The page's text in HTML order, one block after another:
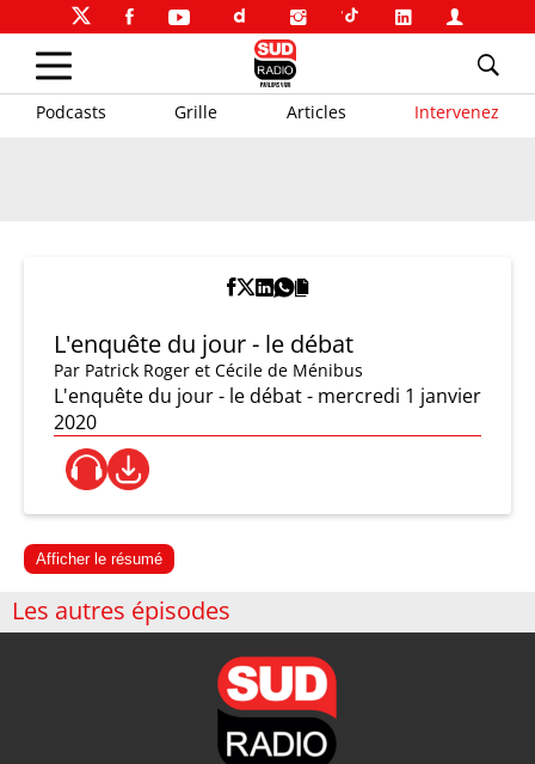
Podcasts Grille Articles Intervenez
L'enquête du jour - le débat
Par Patrick Roger et Cécile de Ménibus
L'enquête du jour - le débat - mercredi 1 janvier
2020
Afficher le résumé
Les autres épisodes